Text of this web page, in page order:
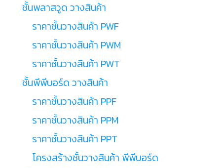
ชั้นพลาสวูด วางสินค้า
ราคาชั้นวางสินค้า PWF
ราคาชั้นวางสินค้า PWM
ราคาชั้นวางสินค้า PWT
ชั้นพีพีบอร์ด วางสินค้า
ราคาชั้นวางสินค้า PPF
ราคาชั้นวางสินค้า PPM
ราคาชั้นวางสินค้า PPT
โครงสร้างชั้นวางสินค้า พีพีบอร์ด